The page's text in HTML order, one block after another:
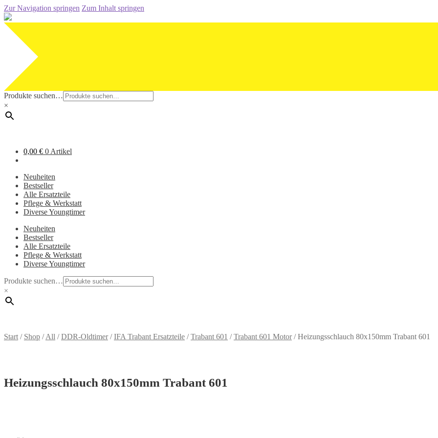
Zur Navigation springen Zum Inhalt springen
Produkte suchen…
×
0,00 € 0 Artikel
Neuheiten
Bestseller
Alle Ersatzteile
Pflege & Werkstatt
Diverse Youngtimer
Neuheiten
Bestseller
Alle Ersatzteile
Pflege & Werkstatt
Diverse Youngtimer
Produkte suchen…
×
Start / Shop /All /DDR-Oldtimer/IFA Trabant Ersatzteile /Trabant 601 /Trabant 601 Motor/Heizungsschlauch 80x150mm Trabant 601
Heizungsschlauch 80x150mm Trabant 601